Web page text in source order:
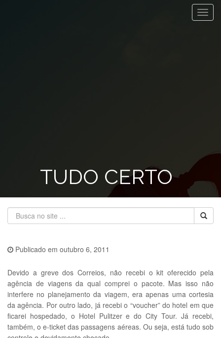
TUDO CERTO
Publicado em outubro 6, 2011
Devido a greve dos Correios, não recebi o kit oferecido pela
agência de viagens da qual comprei o pacote. Mas isso não
interfere no planejamento da viagem, era apenas uma cortesia
da agência. Por outro lado, já recebi o “voucher” do hotel em que
ficarei hospedado, o Hotel Pulitzer e do City Tour. Já recebi,
também, o e-ticket das passagens aéreas. Ou seja, está tudo sob